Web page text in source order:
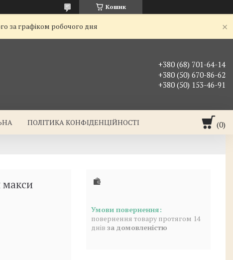
Кошик
за графіком робочого дня
+380 (68) 701-64-14
+380 (50) 670-86-62
+380 (50) 153-46-91
ПОЛІТИКА КОНФІДЕНЦІЙНОСТІ
повернення товару протягом 14
днів за домовленістю